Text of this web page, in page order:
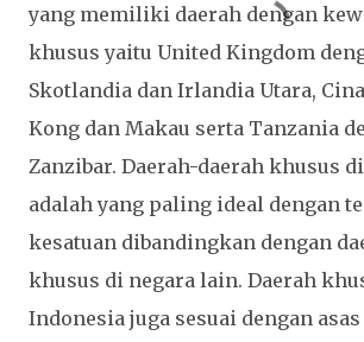
yang memiliki daerah dengan
khusus yaitu United Kingdom
Skotlandia dan Irlandia Utara,
Kong dan Makau serta Tanzania
Zanzibar. Daerah-daerah khusus
adalah yang paling ideal dengan
kesatuan dibandingkan dengan
khusus di negara lain. Daerah
Indonesia juga sesuai dengan